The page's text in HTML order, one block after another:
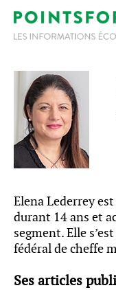
Elena Lederrey
durant 14 ans et
segment. Elle
fédéral de cheffe
Ses articles